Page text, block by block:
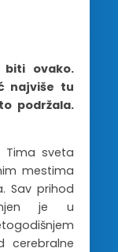
biti ovako.
najviše tu
podržala.
Tima sveta
mestima
Sav prihod
je u
cerebralne